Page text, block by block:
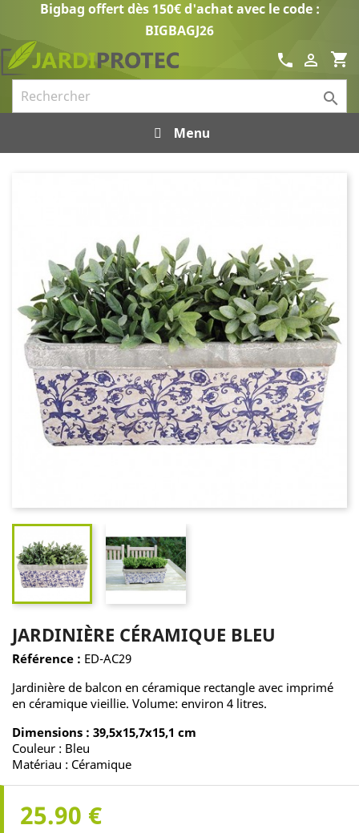
Bigbag offert dès 150€ d'achat avec le code :
BIGBAGJ26
shopping_cart

call

Menu
JARDINIÈRE CÉRAMIQUE BLEU
Référence : ED-AC29
Jardinière de balcon en céramique rectangle avec imprimé
en céramique vieillie. Volume: environ 4 litres.
Dimensions : 39,5x15,7x15,1 cm
Couleur : Bleu
Matériau : Céramique
25.90 €